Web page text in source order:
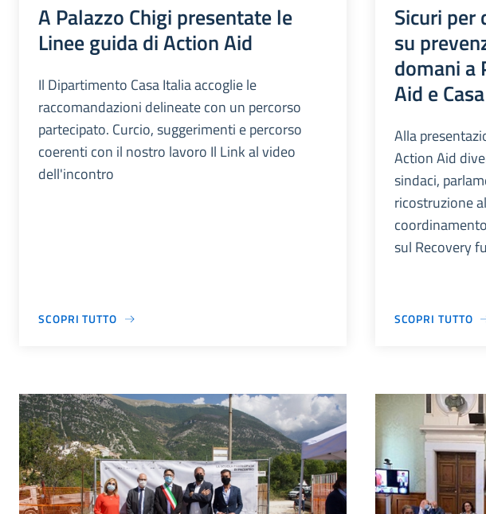
A Palazzo Chigi presentate le
Linee guida di Action Aid
Il Dipartimento Casa Italia accoglie le
raccomandazioni delineate con un percorso
partecipato. Curcio, suggerimenti e percorso
coerenti con il nostro lavoro Il Link al video
dell'incontro
SCOPRI TUTTO
Sicuri per
su
domani a
Aid e
Alla
Action Aid
sindaci,
ricostruzione
sul Recovery
SCOPRI TUTTO